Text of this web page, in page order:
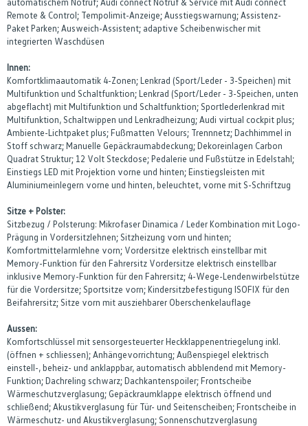
Remote & Control; Tempolimit-Anzeige; Ausstiegswarnung; Assistenz-
Paket Parken; Ausweich-Assistent; adaptive Scheibenwischer mit
integrierten Waschdüsen
Innen:
Komfortklimaautomatik 4-Zonen; Lenkrad (Sport/Leder - 3-Speichen) mit
Multifunktion und Schaltfunktion; Lenkrad (Sport/Leder - 3-Speichen, unten
abgeflacht) mit Multifunktion und Schaltfunktion; Sportlederlenkrad mit
Multifunktion, Schaltwippen und Lenkradheizung; Audi virtual cockpit plus;
Ambiente-Lichtpaket plus; Fußmatten Velours; Trennnetz; Dachhimmel in
Stoff schwarz; Manuelle Gepäckraumabdeckung; Dekoreinlagen Carbon
Quadrat Struktur; 12 Volt Steckdose; Pedalerie und Fußstütze in Edelstahl;
Einstiegs LED mit Projektion vorne und hinten; Einstiegsleisten mit
Aluminiumeinlegern vorne und hinten, beleuchtet, vorne mit S-Schriftzug
Sitze + Polster:
Sitzbezug / Polsterung: Mikrofaser Dinamica / Leder Kombination mit Logo-
Prägung in Vordersitzlehnen; Sitzheizung vorn und hinten;
Komfortmittelarmlehne vorn; Vordersitze elektrisch einstellbar mit
Memory-Funktion für den Fahrersitz Vordersitze elektrisch einstellbar
inklusive Memory-Funktion für den Fahrersitz; 4-Wege-Lendenwirbelstütze
für die Vordersitze; Sportsitze vorn; Kindersitzbefestigung ISOFIX für den
Beifahrersitz; Sitze vorn mit ausziehbarer Oberschenkelauflage
Aussen:
Komfortschlüssel mit sensorgesteuerter Heckklappenentriegelung inkl.
(öffnen + schliessen); Anhängevorrichtung; Außenspiegel elektrisch
einstell-, beheiz- und anklappbar, automatisch abblendend mit Memory-
Funktion; Dachreling schwarz; Dachkantenspoiler; Frontscheibe
Wärmeschutzverglasung; Gepäckraumklappe elektrisch öffnend und
schließend; Akustikverglasung für Tür- und Seitenscheiben; Frontscheibe in
Wärmeschutz- und Akustikverglasung; Sonnenschutzverglasung